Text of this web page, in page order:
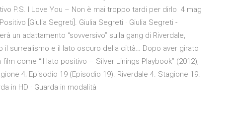
P.S. I Love You – Non è mai troppo tardi per dirlo 4 mag
[Giulia Segreti]. Giulia Segreti · Giulia Segreti -
un adattamento “sovversivo” sulla gang di Riverdale,
il surrealismo e il lato oscuro della città… Dopo aver girato
come “Il lato positivo – Silver Linings Playbook” (2012),
4; Episodio 19 (Episodio 19). Riverdale 4. Stagione 19.
in HD · Guarda in modalità